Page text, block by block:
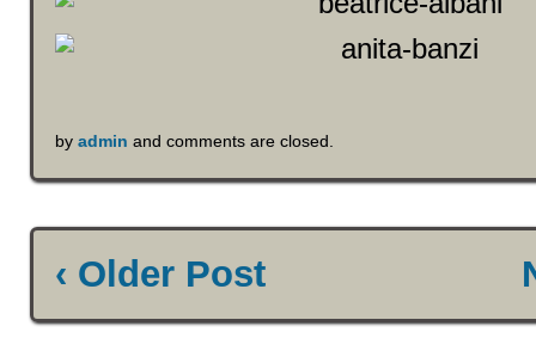
byadmin and comments are closed.
‹ Older Post